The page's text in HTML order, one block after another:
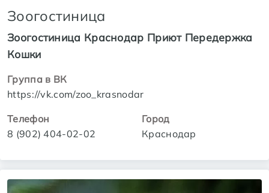
Зоогостиница
Зоогостиница Краснодар Приют Передержка
Кошки
Группа в ВК
https://vk.com/zoo_krasnodar
Телефон
8 (902) 404-02-02
Город
Краснодар